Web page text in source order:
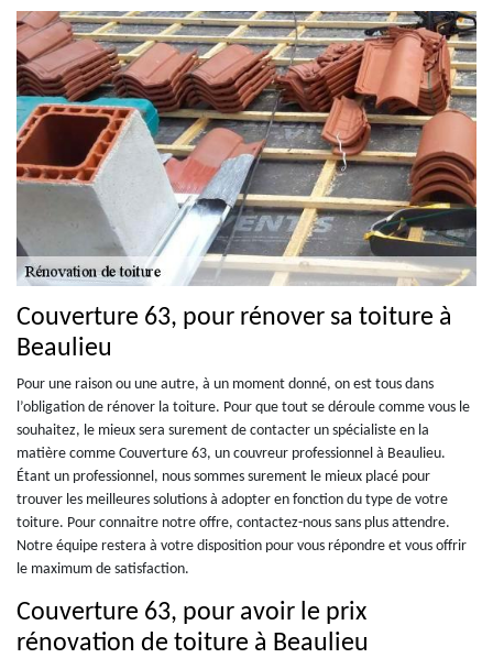
Couverture 63, pour rénover sa toiture à
Beaulieu
Pour une raison ou une autre, à un moment donné, on est tous dans
l’obligation de rénover la toiture. Pour que tout se déroule comme vous le
souhaitez, le mieux sera surement de contacter un spécialiste en la
matière comme Couverture 63, un couvreur professionnel à Beaulieu.
Étant un professionnel, nous sommes surement le mieux placé pour
trouver les meilleures solutions à adopter en fonction du type de votre
toiture. Pour connaitre notre offre, contactez-nous sans plus attendre.
Notre équipe restera à votre disposition pour vous répondre et vous offrir
le maximum de satisfaction.
Couverture 63, pour avoir le prix
rénovation de toiture à Beaulieu